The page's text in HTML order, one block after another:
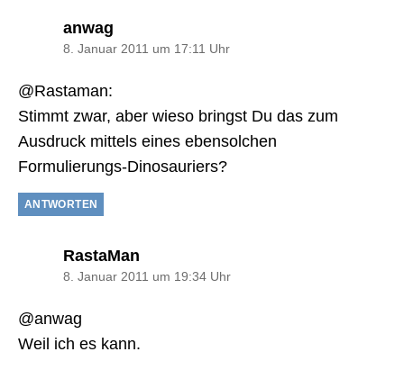
anwag
8. Januar 2011 um 17:11 Uhr
@Rastaman:
Stimmt zwar, aber wieso bringst Du das zum
Ausdruck mittels eines ebensolchen
Formulierungs-Dinosauriers?
ANTWORTEN
RastaMan
8. Januar 2011 um 19:34 Uhr
@anwag
Weil ich es kann.